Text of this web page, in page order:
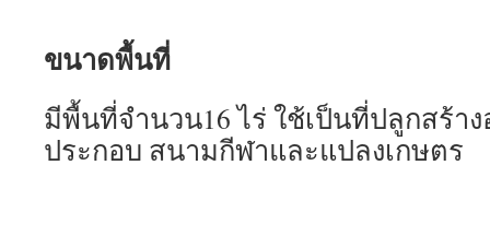
ขนาดพื้นที่
มีพื้นที่จำนวน16 ไร่ ใช้เป็นที่ปลูกสร้า
ประกอบ สนามกีฬาและแปลงเกษตร